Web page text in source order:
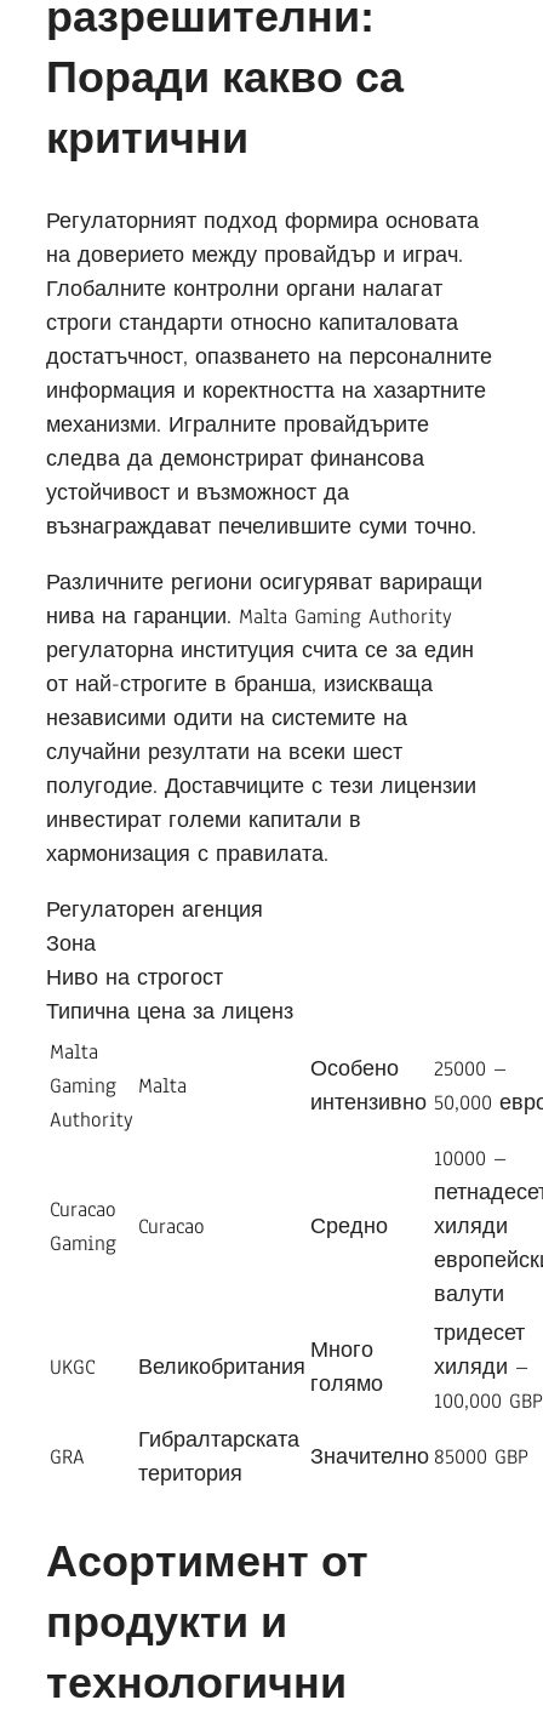
разрешителни:
Поради какво са
критични
Регулаторният подход формира основата
на доверието между провайдър и играч.
Глобалните контролни органи налагат
строги стандарти относно капиталовата
достатъчност, опазването на персоналните
информация и коректността на хазартните
механизми. Игралните провайдърите
следва да демонстрират финансова
устойчивост и възможност да
възнаграждават печелившите суми точно.
Различните региони осигуряват вариращи
нива на гаранции. Malta Gaming Authority
регулаторна институция счита се за един
от най-строгите в бранша, изискваща
независими одити на системите на
случайни резултати на всеки шест
полугодие. Доставчиците с тези лицензии
инвестират големи капитали в
хармонизация с правилата.
Регулаторен агенция
Зона
Ниво на строгост
Типична цена за лиценз
Malta
Gaming
Authority
Malta
Особено
интензивно
25000 –
50,000
Curacao
Gaming
Curacao Средно
10000 –
хиляди
валути
UKGC Великобритания
Много
голямо
тридесет
хиляди –
100,000 GBP
GRA
Гибралтарската
територия
Значително 85000 GBP
Асортимент от
продукти и
технологични